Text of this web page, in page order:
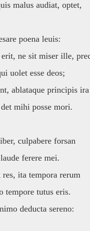
malus audiat, optet,
poena leuis:
ne sit miser ille,
uolet esse deos;
ablataque principis ira
mihi posse mori.
culpabere forsan
ferere mei.
ita tempora rerum
tutus eris.
deducta sereno: